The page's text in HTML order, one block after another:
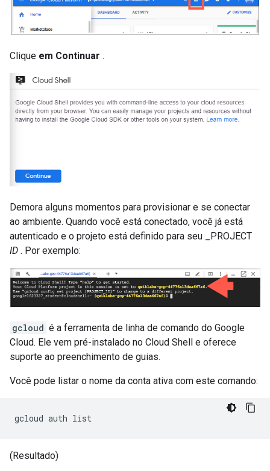
Clique em Continuar .
Demora alguns momentos para provisionar e se conectar
ao ambiente. Quando você está conectado, você já está
autenticado e o projeto está definido para seu _PROJECT
ID . Por exemplo:
gcloud é a ferramenta de linha de comando do Google
Cloud. Ele vem pré-instalado no Cloud Shell e oferece
suporte ao preenchimento de guias.
Você pode listar o nome da conta ativa com este comando:
gcloud auth list
(Resultado)